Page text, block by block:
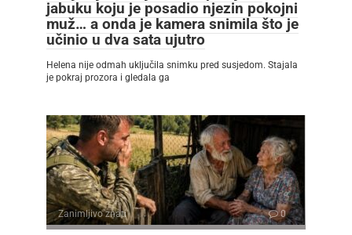
jabuku koju je posadio njezin pokojni
muž… a onda je kamera snimila što je
učinio u dva sata ujutro
Helena nije odmah uključila snimku pred susjedom. Stajala
je pokraj prozora i gledala ga
Zanimljivo znati 0